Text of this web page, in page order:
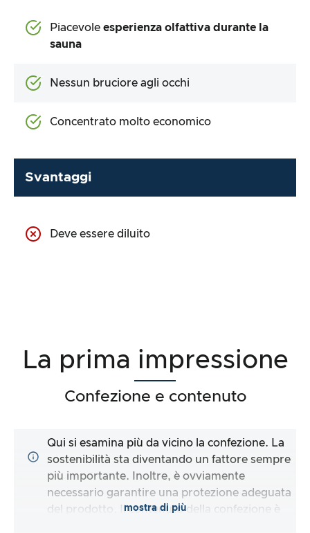
Piacevole esperienza olfattiva durante la
sauna
Nessun bruciore agli occhi
Concentrato molto economico
Svantaggi
Deve essere diluito
La prima impressione
Confezione e contenuto
Qui si esamina più da vicino la confezione. La
sostenibilità sta diventando un fattore sempre
più importante. Inoltre, è ovviamente
necessario garantire una protezione adeguata
del prodotto. Il contenuto della confezione è
mostra di più